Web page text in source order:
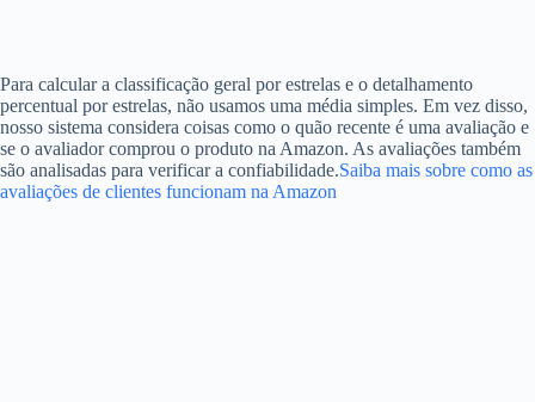
Para calcular a classificação geral por estrelas e o detalhamento
percentual por estrelas, não usamos uma média simples. Em vez disso,
nosso sistema considera coisas como o quão recente é uma avaliação e
se o avaliador comprou o produto na Amazon. As avaliações também
são analisadas para verificar a confiabilidade.Saiba mais sobre como as
avaliações de clientes funcionam na Amazon